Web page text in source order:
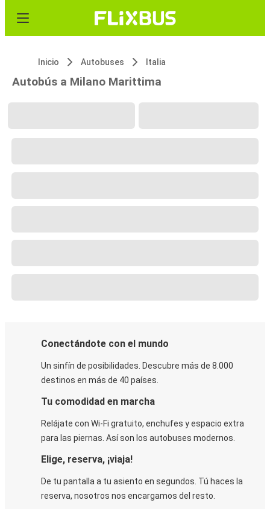
Inicio Autobuses Italia
Autobús a Milano Marittima
Conectándote con el mundo
Un sinfín de posibilidades. Descubre más de 8.000
destinos en más de 40 países.
Tu comodidad en marcha
Relájate con Wi-Fi gratuito, enchufes y espacio extra
para las piernas. Así son los autobuses modernos.
Elige, reserva, ¡viaja!
De tu pantalla a tu asiento en segundos. Tú haces la
reserva, nosotros nos encargamos del resto.